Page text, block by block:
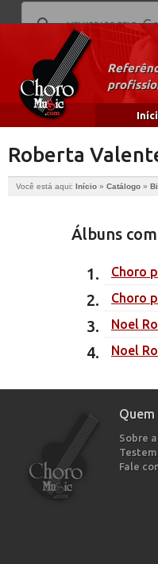
Roberta
Você está aqui: Início » Catálogo »
Álbuns
Choro
Choro
Noel
Noel
Sobre
Fale